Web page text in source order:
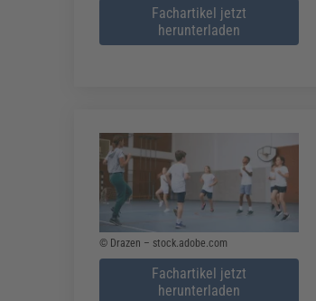
Fachartikel jetzt
herunterladen
© Drazen – stock.adobe.com
Fachartikel jetzt
herunterladen